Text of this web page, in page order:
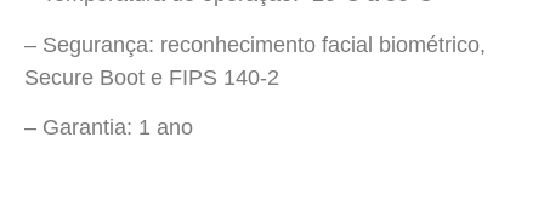
– Segurança: reconhecimento facial biométrico,
Secure Boot e FIPS 140-2
– Garantia: 1 ano